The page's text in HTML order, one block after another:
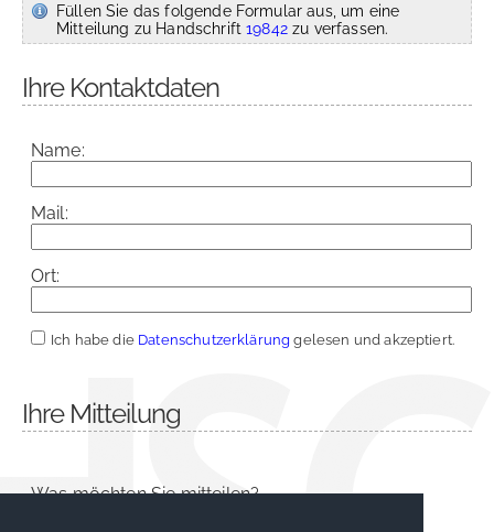
Füllen Sie das folgende Formular aus, um eine
Mitteilung zu Handschrift19842zu verfassen.
Ihre Kontaktdaten
Name:
Mail:
Ort:
Ich habe die Datenschutzerklärung gelesen und akzeptiert.
Ihre Mitteilung
Was möchten Sie mitteilen?